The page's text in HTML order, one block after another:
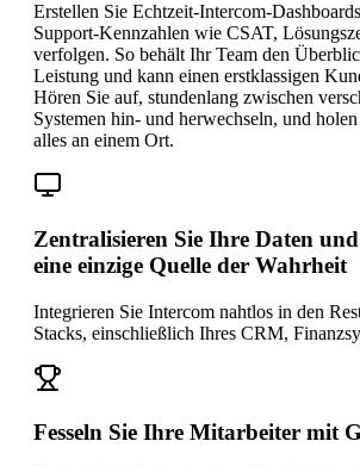
Erstellen Sie Echtzeit-Intercom-
Support-Kennzahlen wie CSAT,
verfolgen. So behält Ihr Team den
Leistung und kann einen erstklassigen
Hören Sie auf, stundenlang zwischen
Systemen hin- und herwechseln, und
alles an einem Ort.
Zentralisieren Sie Ihre Daten
eine einzige Quelle der Wahrheit
Integrieren Sie Intercom nahtlos in den
Stacks, einschließlich Ihres CRM,
Fesseln Sie Ihre Mitarbeiter mit